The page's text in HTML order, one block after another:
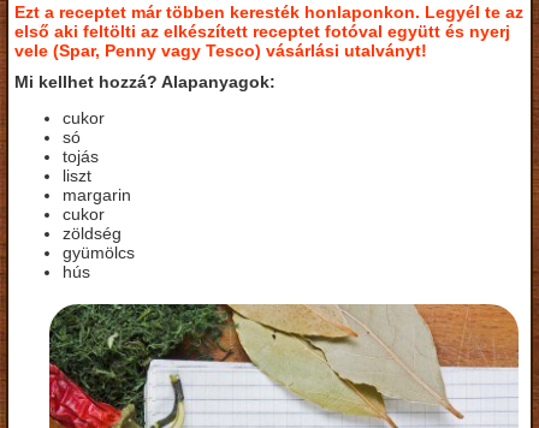
Ezt a receptet már többen keresték honlaponkon. Legyél te az
első aki feltölti az elkészített receptet fotóval együtt és nyerj
vele (Spar, Penny vagy Tesco) vásárlási utalványt!
Mi kellhet hozzá? Alapanyagok:
cukor
só
tojás
liszt
margarin
cukor
zöldség
gyümölcs
hús